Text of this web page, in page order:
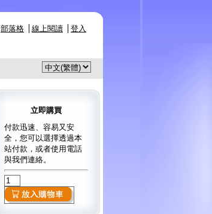
部落格 線上閱讀 登入
立即購買
付款迅速、容易又安
全，您可以選擇透過本
站付款，或者使用電話
與我們連絡。